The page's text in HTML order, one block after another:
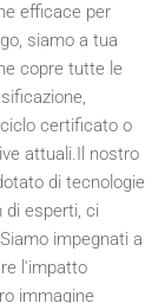
efficace per
siamo a tua
copre tutte le
certificato o
attuali.Il nostro
di tecnologie
di esperti, ci
impegnati a
l'impatto
immagine